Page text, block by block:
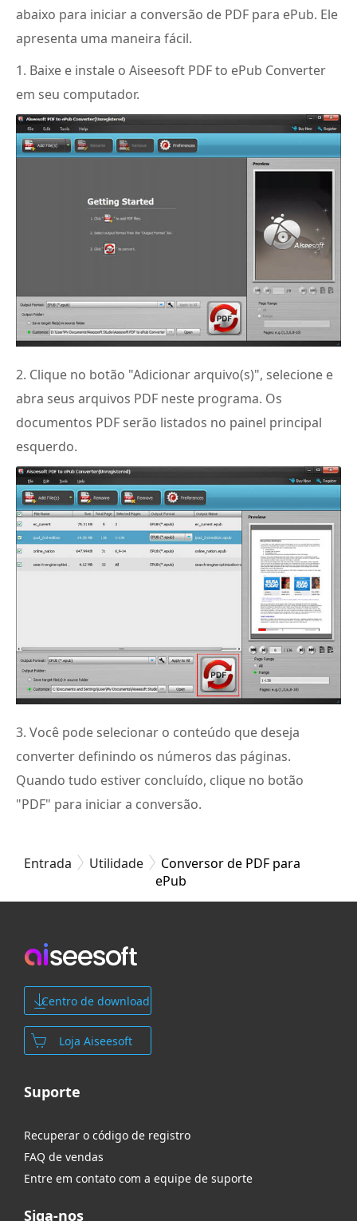
abaixo para iniciar a conversão de PDF para ePub. Ele
apresenta uma maneira fácil.
1. Baixe e instale o Aiseesoft PDF to ePub Converter
em seu computador.
2. Clique no botão "Adicionar arquivo(s)", selecione e
abra seus arquivos PDF neste programa. Os
documentos PDF serão listados no painel principal
esquerdo.
3. Você pode selecionar o conteúdo que deseja
converter definindo os números das páginas.
Quando tudo estiver concluído, clique no botão
"PDF" para iniciar a conversão.
Entrada Utilidade
Conversor de PDF para
ePub
Centro de download
Loja Aiseesoft
Suporte
Recuperar o código de registro
FAQ de vendas
Entre em contato com a equipe de suporte
Siga-nos